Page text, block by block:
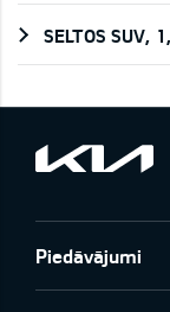
SELTOS SUV,
Piedāvājumi